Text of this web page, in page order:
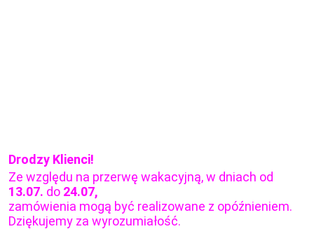
Drodzy Klienci!
Ze względu na przerwę wakacyjną, w dniach od
13.07. do 24.07,
zamówienia mogą być realizowane z opóźnieniem.
Dziękujemy za wyrozumiałość.